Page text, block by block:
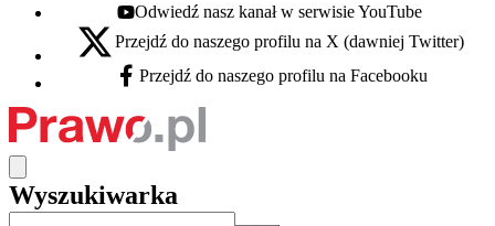
Youtube - otwiera się w nowej karcie
Odwiedź nasz kanał w serwisie YouTube
X - otwiera się w nowej karcie
Przejdź do naszego profilu na X (dawniej Twitter)
Facebook - otwiera się w nowej karcie
Przejdź do naszego profilu na Facebooku
Wyszukiwarka